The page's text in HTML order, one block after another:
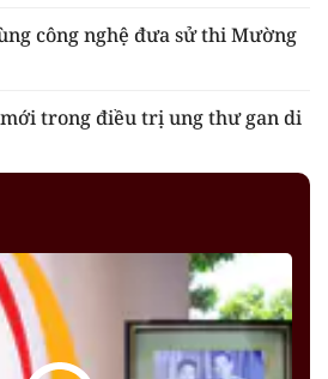
công nghệ đưa sử thi Mường
trong điều trị ung thư gan di